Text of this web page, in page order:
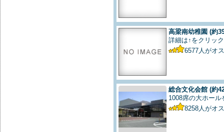
高梁南幼稚園 (約
詳細は↑をクリック
6577 人がオ
総合文化会館 (約
1008席の大ホー
8258 人がオ